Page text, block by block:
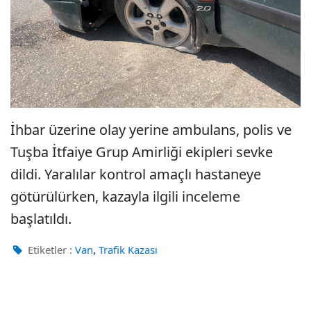
İhbar üzerine olay yerine ambulans, polis ve
Tuşba İtfaiye Grup Amirliği ekipleri sevke
dildi. Yaralılar kontrol amaçlı hastaneye
götürülürken, kazayla ilgili inceleme
başlatıldı.
Etiketler : Van, Trafik Kazası